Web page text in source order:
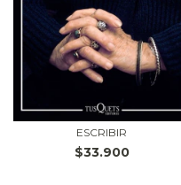
ESCRIBIR
$33.900